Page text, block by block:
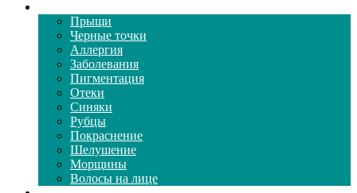
Прыщи
Черные точки
Аллергия
Заболевания
Пигментация
Отеки
Синяки
Рубцы
Покраснение
Шелушение
Морщины
Волосы на лице